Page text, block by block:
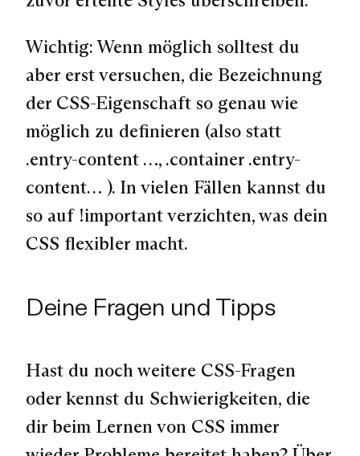
Wichtig: Wenn möglich solltest du
aber erst versuchen, die Bezeichnung
der CSS-Eigenschaft so genau wie
möglich zu definieren (also statt
.entry-content …, .container .entry-
content… ). In vielen Fällen kannst du
so auf !importantverzichten, was dein
CSS flexibler macht.
Deine Fragen und Tipps
Hast du noch weitere CSS-Fragen
oder kennst du Schwierigkeiten, die
dir beim Lernen von CSS immer